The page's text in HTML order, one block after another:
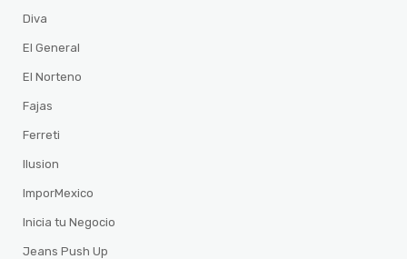
Diva
El General
El Norteno
Fajas
Ferreti
Ilusion
ImporMexico
Inicia tu Negocio
Jeans Push Up